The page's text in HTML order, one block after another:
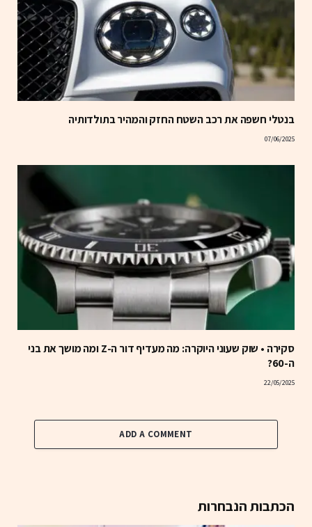
בנטלי חשפה את רכב השטח החזק והמהיר בתולדותיה
07/06/2025
סקירה • שוק שעוני היוקרה: מה מעדיף דור ה-Z ומה מושך את בני
ה-60?
22/05/2025
ADD A COMMENT
הכתבות הנבחרות